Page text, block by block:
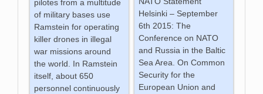
pilotes from a multitude
of military bases use
Ramstein for operating
killer drones in illegal
war missions around
the world. In Ramstein
itself, about 650
personnel continuously
Helsinki – September
6th 2015: The
Conference on NATO
and Russia in the Baltic
Sea Area. On Common
Security for the
European Union and